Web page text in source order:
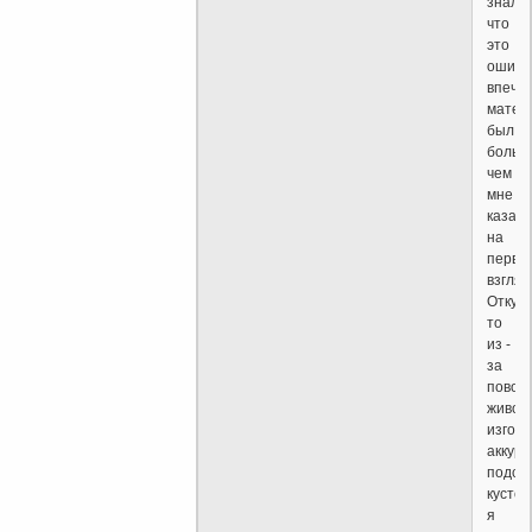
что
это
был
чем
мне
на
то
из -
за
живой
кустов,
я